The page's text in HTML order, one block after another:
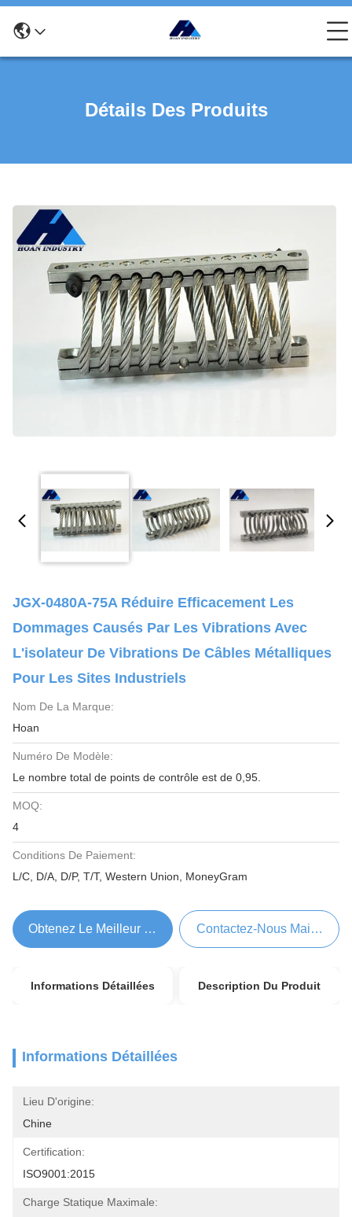
Détails Des Produits
JGX-0480A-75A Réduire Efficacement Les
Dommages Causés Par Les Vibrations Avec
L'isolateur De Vibrations De Câbles Métalliques
Pour Les Sites Industriels
Nom De La Marque:
Hoan
Numéro De Modèle:
Le nombre total de points de contrôle est de 0,95.
MOQ:
4
Conditions De Paiement:
L/C, D/A, D/P, T/T, Western Union, MoneyGram
Obtenez Le Meilleur Prix Contactez-Nous Maintenant
Informations Détaillées Description Du Produit
Informations Détaillées
Lieu D'origine:
Chine
Certification:
ISO9001:2015
Charge Statique Maximale: